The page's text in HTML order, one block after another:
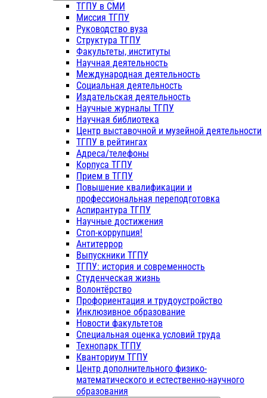
ТГПУ в СМИ
Миссия ТГПУ
Руководство вуза
Структура ТГПУ
Факультеты, институты
Научная деятельность
Международная деятельность
Социальная деятельность
Издательская деятельность
Научные журналы ТГПУ
Научная библиотека
Центр выставочной и музейной деятельности
ТГПУ в рейтингах
Адреса/телефоны
Корпуса ТГПУ
Прием в ТГПУ
Повышение квалификации и
профессиональная переподготовка
Аспирантура ТГПУ
Научные достижения
Стоп-коррупция!
Антитеррор
Выпускники ТГПУ
ТГПУ: история и современность
Студенческая жизнь
Волонтёрство
Профориентация и трудоустройство
Инклюзивное образование
Новости факультетов
Специальная оценка условий труда
Технопарк ТГПУ
Кванториум ТГПУ
Центр дополнительного физико-
математического и естественно-научного
образования